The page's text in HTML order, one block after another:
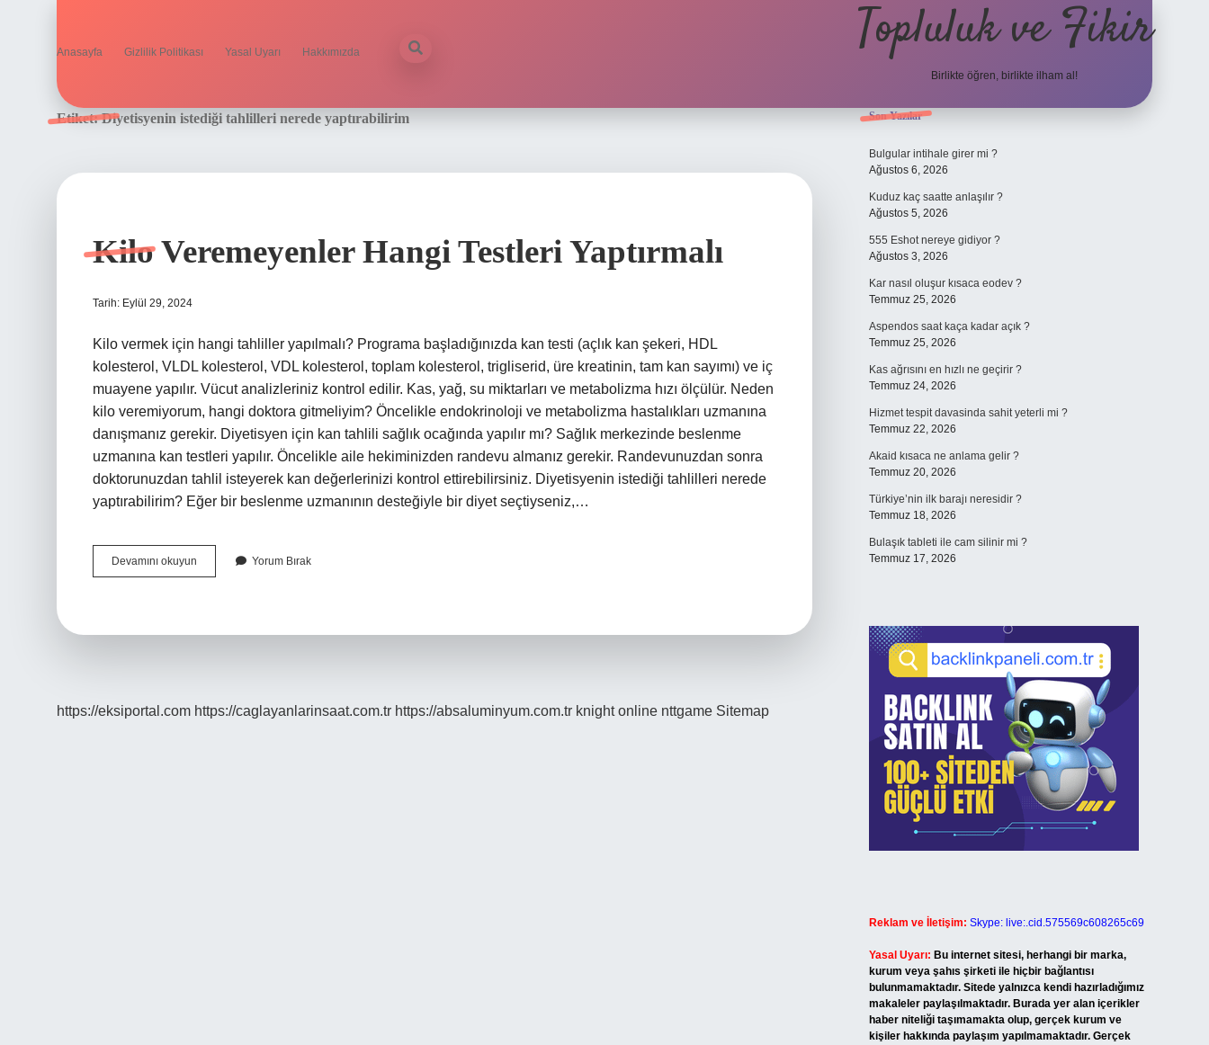
Anasayfa Gizlilik Politikası Yasal Uyarı Hakkımızda Topluluk ve Fikir
Birlikte öğren, birlikte ilham al!
Etiket:Diyetisyenin istediği tahlilleri nerede yaptırabilirim
Kilo Veremeyenler Hangi Testleri Yaptırmalı
Tarih: Eylül 29, 2024
Kilo vermek için hangi tahliller yapılmalı? Programa başladığınızda kan testi (açlık kan şekeri, HDL
kolesterol, VLDL kolesterol, VDL kolesterol, toplam kolesterol, trigliserid, üre kreatinin, tam kan sayımı) ve iç
muayene yapılır. Vücut analizleriniz kontrol edilir. Kas, yağ, su miktarları ve metabolizma hızı ölçülür. Neden
kilo veremiyorum, hangi doktora gitmeliyim? Öncelikle endokrinoloji ve metabolizma hastalıkları uzmanına
danışmanız gerekir. Diyetisyen için kan tahlili sağlık ocağında yapılır mı? Sağlık merkezinde beslenme
uzmanına kan testleri yapılır. Öncelikle aile hekiminizden randevu almanız gerekir. Randevunuzdan sonra
doktorunuzdan tahlil isteyerek kan değerlerinizi kontrol ettirebilirsiniz. Diyetisyenin istediği tahlilleri nerede
yaptırabilirim? Eğer bir beslenme uzmanının desteğiyle bir diyet seçtiyseniz,…
Devamını okuyun
Veremeyenler
Yorum Bırak
https://eksiportal.com https://caglayanlarinsaat.com.tr https://absaluminyum.com.tr knight online nttgame Sitemap
Sidebar
Son Yazılar
Bulgular intihale girer mi ?
Ağustos 6, 2026
Kuduz kaç saatte anlaşılır ?
Ağustos 5, 2026
555 Eshot nereye gidiyor ?
Ağustos 3, 2026
Kar nasıl oluşur kısaca eodev ?
Temmuz 25, 2026
Aspendos saat kaça kadar açık ?
Temmuz 25, 2026
Kas ağrısını en hızlı ne geçirir ?
Temmuz 24, 2026
Hizmet tespit davasinda sahit yeterli mi ?
Temmuz 22, 2026
Akaid kısaca ne anlama gelir ?
Temmuz 20, 2026
Türkiye’nin ilk barajı neresidir ?
Temmuz 18, 2026
Bulaşık tableti ile cam silinir mi ?
Temmuz 17, 2026
Reklam ve İletişim: Skype: live:.cid.575569c608265c69
Yasal Uyarı: Bu internet sitesi, herhangi bir marka,
kurum veya şahıs şirketi ile hiçbir bağlantısı
bulunmamaktadır. Sitede yalnızca kendi hazırladığımız
makaleler paylaşılmaktadır. Burada yer alan içerikler
haber niteliği taşımamakta olup, gerçek kurum ve
kişiler hakkında paylaşım yapılmamaktadır. Gerçek